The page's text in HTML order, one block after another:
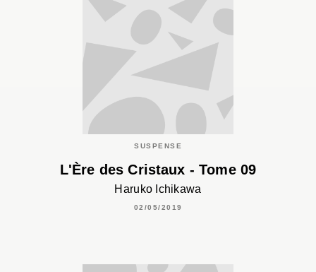
SUSPENSE
L'Ère des Cristaux - Tome 09
Haruko Ichikawa
02/05/2019